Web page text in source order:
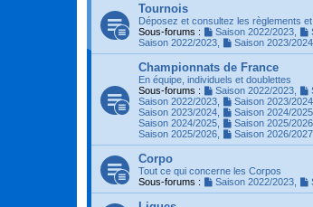
Tournois
Déposez et consultez les règlements
Sous-forums :
Saison 2022/2023,
Saison 2022/2023
Saison 2023/2024,
Championnats de France
En équipe, individuels et doublettes
Sous-forums :
Saison 2022/2023,
Saison 2022/2023
Saison 2023/2024,
Saison 2023/2024
Saison 2024/2025,
Saison 2024/2025
Saison 2025/2026,
Saison 2025/2026
Saison 2026/2027
Corpo
Tout ce qui concerne les Corpos
Sous-forums :
Saison 2022/2023,